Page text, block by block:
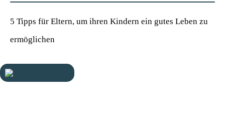
5 Tipps für Eltern, um ihren Kindern ein gutes Leben zu
ermöglichen